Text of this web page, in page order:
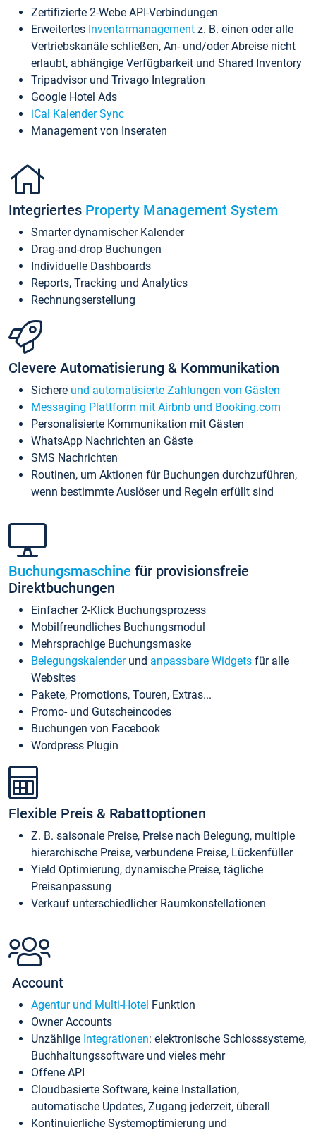
Zertifizierte 2-Webe API-Verbindungen
Erweitertes Inventarmanagement z. B. einen oder alle
Vertriebskanäle schließen, An- und/oder Abreise nicht
erlaubt, abhängige Verfügbarkeit und Shared Inventory
Tripadvisor und Trivago Integration
Google Hotel Ads
iCal Kalender Sync
Management von Inseraten
Integriertes Property Management System
Smarter dynamischer Kalender
Drag-and-drop Buchungen
Individuelle Dashboards
Reports, Tracking und Analytics
Rechnungserstellung
Clevere Automatisierung & Kommunikation
Sichere und automatisierte Zahlungen von Gästen
Messaging Plattform mit Airbnb und Booking.com
Personalisierte Kommunikation mit Gästen
WhatsApp Nachrichten an Gäste
SMS Nachrichten
Routinen, um Aktionen für Buchungen durchzuführen,
wenn bestimmte Auslöser und Regeln erfüllt sind
Buchungsmaschine für provisionsfreie
Direktbuchungen
Einfacher 2-Klick Buchungsprozess
Mobilfreundliches Buchungsmodul
Mehrsprachige Buchungsmaske
Belegungskalenderund anpassbare Widgets für alle
Websites
Pakete, Promotions, Touren, Extras...
Promo- und Gutscheincodes
Buchungen von Facebook
Wordpress Plugin
Flexible Preis & Rabattoptionen
Z. B. saisonale Preise, Preise nach Belegung, multiple
hierarchische Preise, verbundene Preise, Lückenfüller
Yield Optimierung, dynamische Preise, tägliche
Preisanpassung
Verkauf unterschiedlicher Raumkonstellationen
Account
Agentur und Multi-Hotel Funktion
Owner Accounts
Unzählige Integrationen: elektronische Schlosssysteme,
Buchhaltungssoftware und vieles mehr
Offene API
Cloudbasierte Software, keine Installation,
automatische Updates, Zugang jederzeit, überall
Kontinuierliche Systemoptimierung und